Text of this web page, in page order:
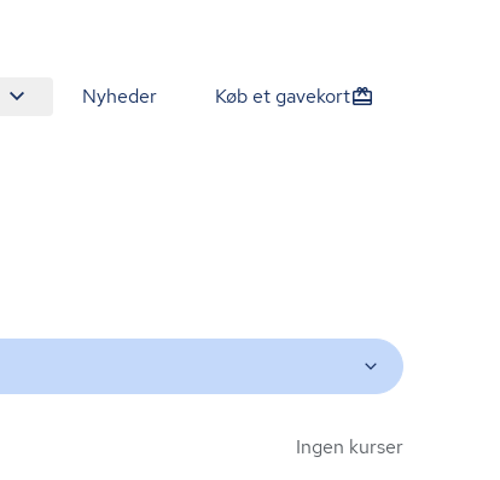
Nyheder Køb et gavekort
Ingen kurser